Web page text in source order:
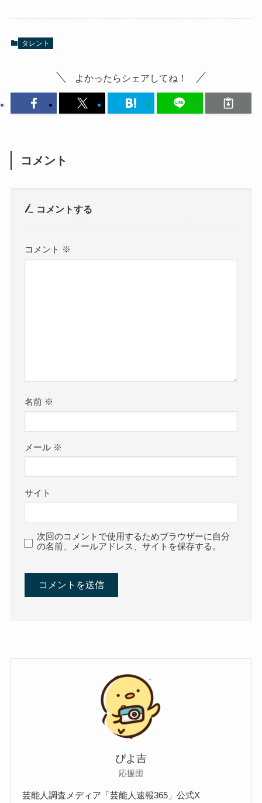
タレント
よかったらシェアしてね！
コメント
コメントする
コメント ※
名前 ※
メール ※
サイト
次回のコメントで使用するためブラウザーに自分
の名前、メールアドレス、サイトを保存する。
ぴよ吉
応援団
芸能人調査メディア「芸能人速報365」公式X